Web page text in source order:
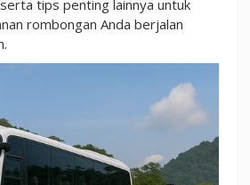
tips penting lainnya untuk
rombongan Anda berjalan